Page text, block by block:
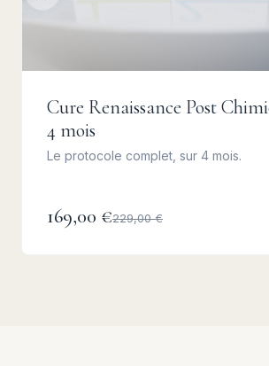
Cure Renaissance Post
4 mois
Le protocole complet, sur 4 mois.
169,00 €229,00 €